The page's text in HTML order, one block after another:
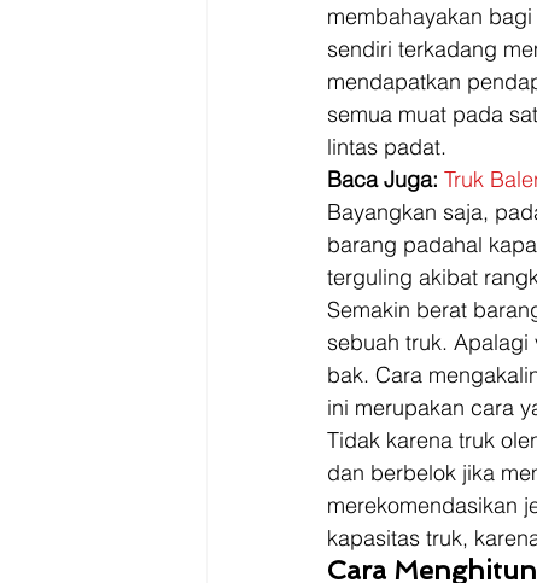
membahayakan
sendiri terkadang
mendapatkan
semua muat pada
lintas padat.
Baca Juga: Truk
Bayangkan saja,
barang padahal
terguling akibat
Semakin berat
sebuah truk.
bak. Cara
ini merupakan cara
Tidak karena truk
dan berbelok jika
merekomendasikan
kapasitas truk,
Cara